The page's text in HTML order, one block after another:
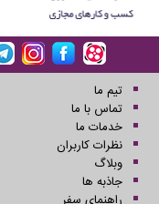
تیم ما
تماس با ما
خدمات ما
نظرات کاربران
وبلاگ
جاذبه ها